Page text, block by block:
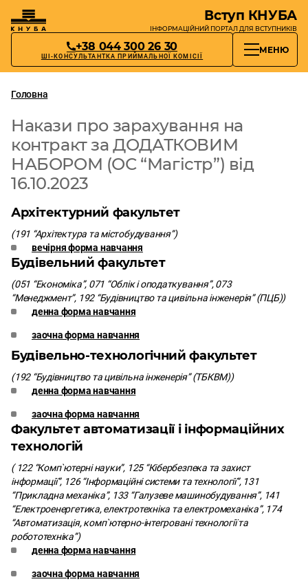
Вступ КНУБА
ІНФОРМАЦІЙНИЙ ПОРТАЛ ДЛЯ ВСТУПНИКІВ
+38 044 300 26 30
ШІ-КОНСУЛЬТАНТКА ПРИЙМАЛЬНОЇ КОМІСІЇ
МЕНЮ
Головна
Накази про зарахування на
контракт за ДОДАТКОВИМ
НАБОРОМ (ОС “Магістр”) від
16.10.2023
Архітектурний факультет
(191 “Архітектура та містобудування”)
вечірня форма навчання
Будівельний факультет
(051 “Економіка”, 071 “Облік і оподаткування”, 073
“Менеджмент”, 192 “Будівництво та цивільна інженерія” (ПЦБ))
денна форма навчання
заочна форма навчання
Будівельно-технологічний факультет
(192 “Будівництво та цивільна інженерія” (ТБКВМ))
денна форма навчання
заочна форма навчання
Факультет автоматизації і інформаційних
технологій
( 122 “Комп`ютерні науки”, 125 “Кібербезпека та захист
інформації”, 126 “Інформаційні системи та технології”, 131
“Прикладна механіка”, 133 “Галузеве машинобудування”, 141
“Електроенергетика, електротехніка та електромеханіка”, 174
“Автоматизація, комп`ютерно-інтегровані технології та
робототехніка”)
денна форма навчання
заочна форма навчання